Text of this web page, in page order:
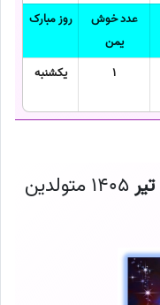
عدد خوش
یمن
روز مبارک
1 یکشنبه
1405 متولدین